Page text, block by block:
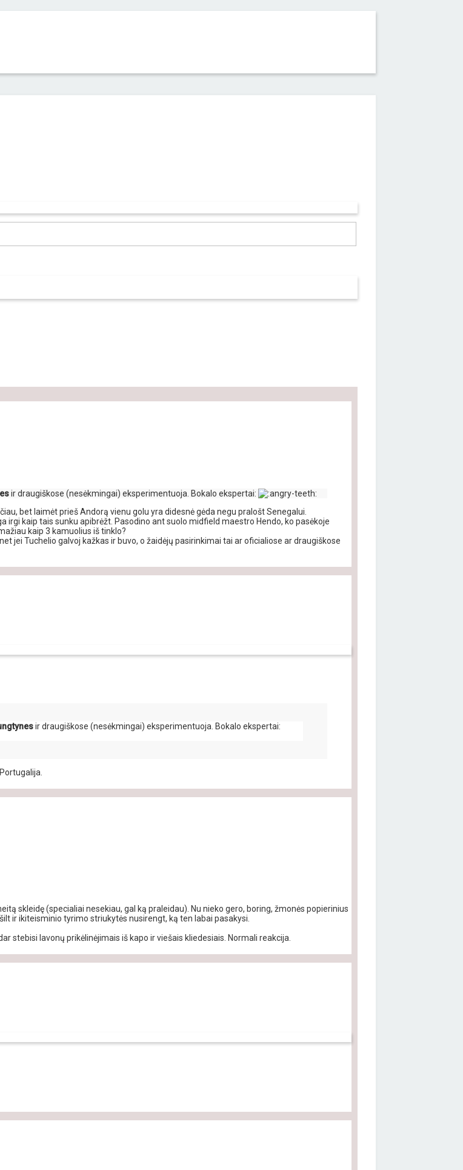
ir draugiškose (nesėkmingai) eksperimentuoja. Bokalo ekspertai:
bet laimėt prieš Andorą vienu golu yra didesnė gėda negu pralošt Senegalui.
kaip tais sunku apibrėžt. Pasodino ant suolo midfield maestro Hendo, ko pasėkoje
kaip 3 kamuolius iš tinklo?
jei Tuchelio galvoj kažkas ir buvo, o žaidėjų pasirinkimai tai ar oficialiose ar draugiškose
ir draugiškose (nesėkmingai) eksperimentuoja. Bokalo ekspertai:
skleidę (specialiai nesekiau, gal ką praleidau). Nu nieko gero, boring, žmonės popierinius
ir ikiteisminio tyrimo striukytės nusirengt, ką ten labai pasakysi.
stebisi lavonų prikėlinėjimais iš kapo ir viešais kliedesiais. Normali reakcija.